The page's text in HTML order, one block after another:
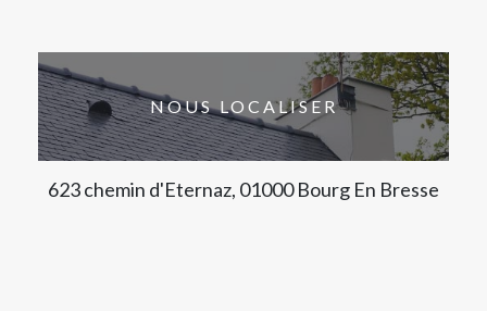
NOUS LOCALISER
623 chemin d'Eternaz, 01000 Bourg En Bresse